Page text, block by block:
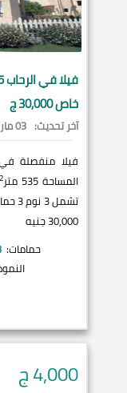
فيلا فيالرحاب535 م
خاص 30,000 ج
آخر تحديث: 03 مارس 2017
فيلا منفصلة في
المساحة 535 متر
2
30,000 جنيه
حمامات:
4,000ج